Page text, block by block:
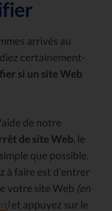
arrivés au
certainement-
si un site Web
de notre
de site Web , le
que possible.
à faire est d'entrer
votre site Web (en
)et appuyez sur le